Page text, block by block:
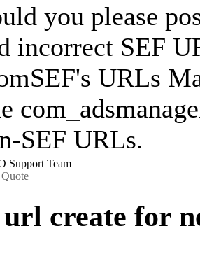
you please
incorrect SEF
URLs
SEF URLs.
Support Team
Quote
url create for